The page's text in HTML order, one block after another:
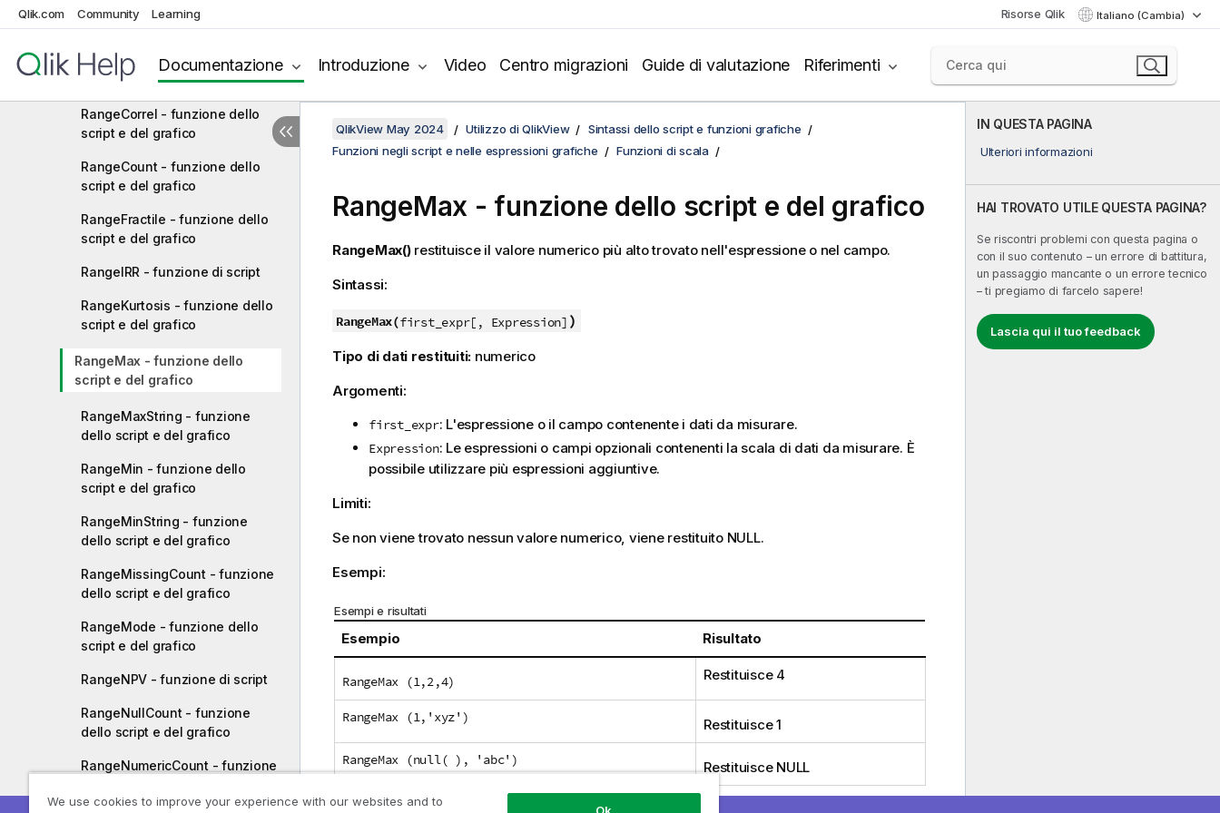
Qlik.com Community Learning Risorse Qlik Italiano (Cambia)
Documentazione Introduzione Video Centro migrazioni Guide di valutazione Riferimenti
RangeAvg - funzione dello
script e del grafico
RangeCorrel - funzione dello
script e del grafico
RangeCount - funzione dello
script e del grafico
RangeFractile - funzione dello
script e del grafico
RangeIRR - funzione di script
RangeKurtosis - funzione dello
script e del grafico
RangeMax - funzione dello
script e del grafico
RangeMaxString - funzione
dello script e del grafico
RangeMin - funzione dello
script e del grafico
RangeMinString - funzione
dello script e del grafico
RangeMissingCount - funzione
dello script e del grafico
RangeMode - funzione dello
script e del grafico
RangeNPV - funzione di script
RangeNullCount - funzione
dello script e del grafico
RangeNumericCount - funzione
IN QUESTA PAGINA
Ulteriori informazioni
HAI TROVATO UTILE QUESTA PAGINA?
Se riscontri problemi con questa pagina o
con il suo contenuto – un errore di battitura,
un passaggio mancante o un errore tecnico
– ti pregiamo di farcelo sapere!
Lascia qui il tuo feedback
QlikView May 2024 Utilizzo di QlikView
Sintassi dello script e funzioni grafiche
Funzioni negli script e nelle espressioni grafiche
Funzioni di scala
RangeMax - funzione dello script e del grafico
RangeMax()restituisce il valore numerico più alto trovato nell'espressione o nel campo.
Sintassi:
RangeMax(first_expr[, Expression] )
Tipo di dati restituiti: numerico
Argomenti:
first_expr: L'espressione o il campo contenente i dati da misurare.
Expression: Le espressioni o campi opzionali contenenti la scala di dati da misurare. È
possibile utilizzare più espressioni aggiuntive.
Limiti:
Se non viene trovato nessun valore numerico, viene restituito NULL.
Esempi:
Esempi e risultati
Esempio Risultato
RangeMax (1,2,4) Restituisce 4
RangeMax (1,'xyz') Restituisce 1
RangeMax (null( ), 'abc') Restituisce NULL
We use cookies to improve your experience with our websites and to